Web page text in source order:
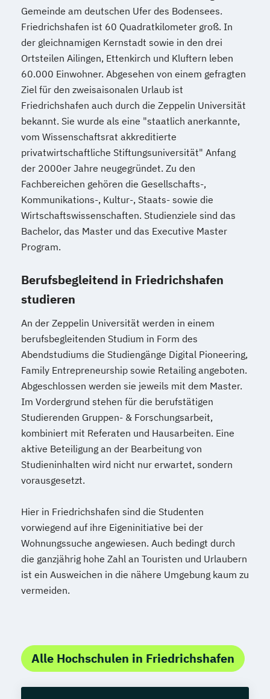
Gemeinde am deutschen Ufer des Bodensees.
Friedrichshafen ist 60 Quadratkilometer groß. In
der gleichnamigen Kernstadt sowie in den drei
Ortsteilen Ailingen, Ettenkirch und Kluftern leben
60.000 Einwohner. Abgesehen von einem gefragten
Ziel für den zweisaisonalen Urlaub ist
Friedrichshafen auch durch die Zeppelin Universität
bekannt. Sie wurde als eine "staatlich anerkannte,
vom Wissenschaftsrat akkreditierte
privatwirtschaftliche Stiftungsuniversität" Anfang
der 2000er Jahre neugegründet. Zu den
Fachbereichen gehören die Gesellschafts-,
Kommunikations-, Kultur-, Staats- sowie die
Wirtschaftswissenschaften. Studienziele sind das
Bachelor, das Master und das Executive Master
Program.
Berufsbegleitend in Friedrichshafen
studieren
An der Zeppelin Universität werden in einem
berufsbegleitenden Studium in Form des
Abendstudiums die Studiengänge Digital Pioneering,
Family Entrepreneurship sowie Retailing angeboten.
Abgeschlossen werden sie jeweils mit dem Master.
Im Vordergrund stehen für die berufstätigen
Studierenden Gruppen- & Forschungsarbeit,
kombiniert mit Referaten und Hausarbeiten. Eine
aktive Beteiligung an der Bearbeitung von
Studieninhalten wird nicht nur erwartet, sondern
vorausgesetzt.
Hier in Friedrichshafen sind die Studenten
vorwiegend auf ihre Eigeninitiative bei der
Wohnungssuche angewiesen. Auch bedingt durch
die ganzjährig hohe Zahl an Touristen und Urlaubern
ist ein Ausweichen in die nähere Umgebung kaum zu
vermeiden.
Alle Hochschulen in Friedrichshafen